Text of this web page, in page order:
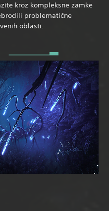
kroz kompleksne zamke
problematične
oblasti.